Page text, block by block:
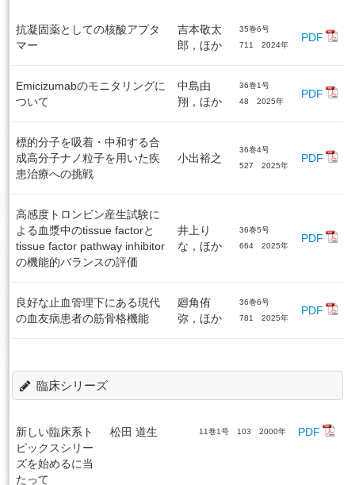
抗凝固薬としての核酸アプタ
マー
吉本敬太
郎，ほか
35巻6号
711 2024年
PDF
Emicizumabのモニタリングに
ついて
中島由
翔，ほか
36巻1号
48 2025年
PDF
標的分子を吸着・中和する合
成高分子ナノ粒子を用いた疾
患治療への挑戦
小出裕之
36巻4号
527 2025年
PDF
高感度トロンビン産生試験に
よる血漿中のtissue factorと
tissue factor pathway inhibitor
の機能的バランスの評価
井上り
な，ほか
36巻5号
664 2025年
PDF
良好な止血管理下にある現代
の血友病患者の筋骨格機能
廻角侑
弥，ほか
36巻6号
781 2025年
PDF
臨床シリーズ
新しい臨床系ト
ピックスシリー
ズを始めるに当
たって
松田 道生 11巻1号 103 2000年 PDF